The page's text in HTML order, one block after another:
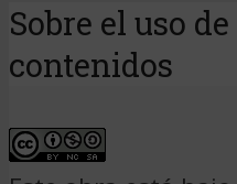
Sobre el uso
contenidos